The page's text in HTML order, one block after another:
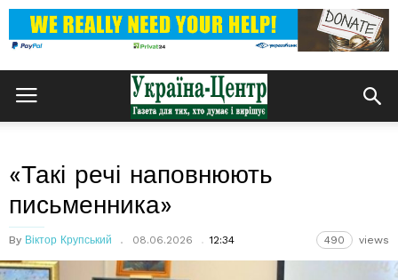
«Такі речі наповнюють
письменника»
By Віктор Крупський 08.06.2026 12:34 490 views